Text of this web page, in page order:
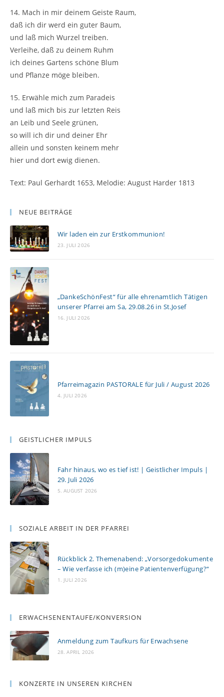
14. Mach in mir deinem Geiste Raum,
daß ich dir werd ein guter Baum,
und laß mich Wurzel treiben.
Verleihe, daß zu deinem Ruhm
ich deines Gartens schöne Blum
und Pflanze möge bleiben.
15. Erwähle mich zum Paradeis
und laß mich bis zur letzten Reis
an Leib und Seele grünen,
so will ich dir und deiner Ehr
allein und sonsten keinem mehr
hier und dort ewig dienen.
Text: Paul Gerhardt 1653, Melodie: August Harder 1813
NEUE BEITRÄGE
Wir laden ein zur Erstkommunion!
23. JULI 2026
„DankeSchönFest“ für alle ehrenamtlich Tätigen
unserer Pfarrei am Sa, 29.08.26 in St.Josef
16. JULI 2026
Pfarreimagazin PASTORALE für Juli / August 2026
4. JULI 2026
GEISTLICHER IMPULS
Fahr hinaus, wo es tief ist! | Geistlicher Impuls |
29. Juli 2026
5. AUGUST 2026
SOZIALE ARBEIT IN DER PFARREI
Rückblick 2. Themenabend: „Vorsorgedokumente
– Wie verfasse ich (m)eine Patientenverfügung?“
1. JULI 2026
ERWACHSENENTAUFE/KONVERSION
Anmeldung zum Taufkurs für Erwachsene
28. APRIL 2026
KONZERTE IN UNSEREN KIRCHEN